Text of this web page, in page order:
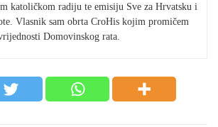
katoličkom radiju te emisiju Sve za Hrvatsku i
Vlasnik sam obrta CroHis kojim promičem
Domovinskog rata.